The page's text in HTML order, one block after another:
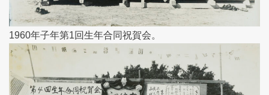
1960年子年第1回生年合同祝賀会。